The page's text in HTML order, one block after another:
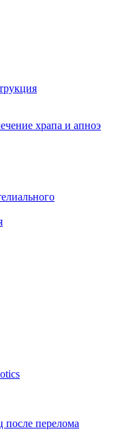
храпа и апноэ
после перелома